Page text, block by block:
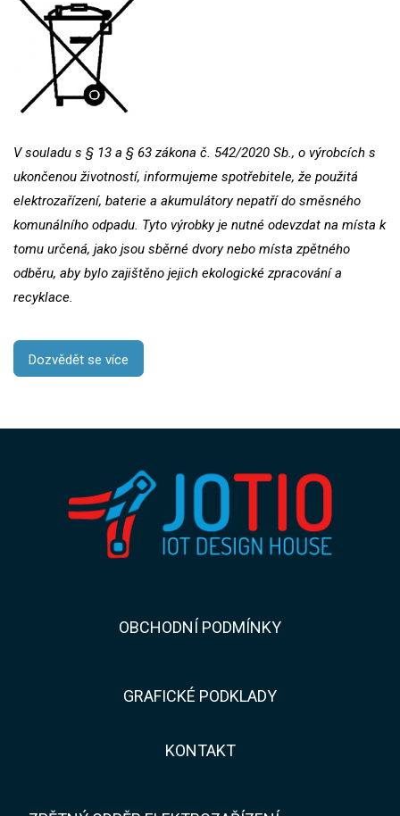
V souladu s § 13 a § 63 zákona č. 542/2020 Sb., o výrobcích s
ukončenou životností, informujeme spotřebitele, že použitá
elektrozařízení, baterie a akumulátory nepatří do směsného
komunálního odpadu. Tyto výrobky je nutné odevzdat na místa k
tomu určená, jako jsou sběrné dvory nebo místa zpětného
odběru, aby bylo zajištěno jejich ekologické zpracování a
recyklace.
Dozvědět se více
​​OBCHODNÍ PODMÍNKY
GRAFICKÉ PODKLADY
KONTAKT​​